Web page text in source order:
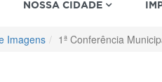
NOSSA CIDADE
Imagens 1ª Conferência